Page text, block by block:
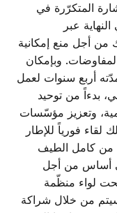
المتكرّرة في
عبر
من أجل منع إمكانية
وبإمكان
أربع سنوات لعمل
بدءاً من توحيد
وتعزيز مؤسّسات
لقاء فورياً للإطار
من كامل الطيف
أساس من أجل
لواء منظّمة
سيتم من خلال شراكة